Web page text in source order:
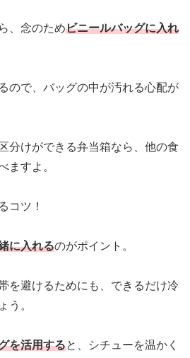
、念のためビニールバッグに入れ
ので、バッグの中が汚れる心配が
分けができる弁当箱なら、他の食
ますよ。
コツ！
に入れるのがポイント。
を避けるためにも、できるだけ冷
う。
を活用すると、シチューを温かく